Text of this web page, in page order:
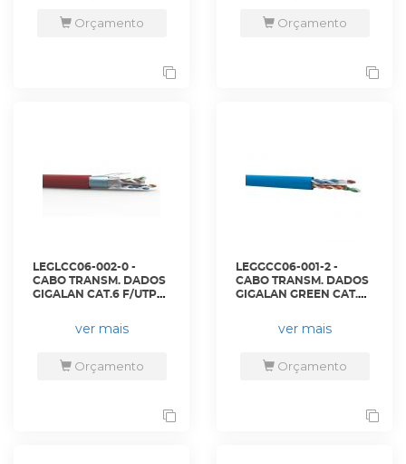
Orçamento Orçamento
LEGLCC06-002-0 -
CABO TRANSM. DADOS
GIGALAN CAT.6 F/UTP
4P VERMELHO CM -
23360001 - LIGHTERA
ver mais
Orçamento
LEGGCC06-001-2 -
CABO TRANSM. DADOS
GIGALAN GREEN CAT.6
23400196 - LIGHTERA
ver mais
Orçamento